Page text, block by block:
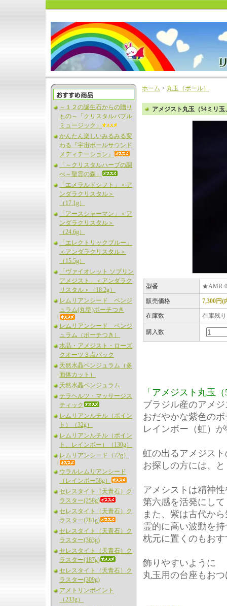
～１２の誕生石からの贈り
もの～「クリスタルバブル
ミュージック」
かんたん楽しいみるみる変
わる『宇宙ボールサウンド
メディテーション』
「～クリスタルハープの調
べ～聖霊の森」
「エメラルドシフト」＜ア
ンダラクリスタル＞
（17.1g）
「アースシャーマン」＜ア
ンダラクリスタル＞
（24.6g）
「エレクトリックブルー」
＜アンダラクリスタル＞
（15.5g）
「ヴァイオレット ソブリン
アメジスト」＜アンダラク
リスタル＞（18.2g）
レムリアンシード ペンジ
ュラム(丸型)ポーチつき
レムリアンシード ペンジ
ュラム（ポーチつき）
水晶・アメジスト・ローズ
クオーツ３点パック
天然水晶ペンジュラム（多
面体カット）
天然水晶ペンジュラム
テラヘルツ・マッサージス
ティック
レムリアンルチル（ポイン
ト）（32g）
レムリアンルチル（ポイン
ト、レインボー）（130g）
レムリアンシード（72g）
ウラルレムリアンシード
（レインボー58g）
セレスタイト（天青石）ク
ラスター(258g)
セレスタイト（天青石）ク
ラスター(281g)
セレスタイト（天青石）ク
ラスター(363g)
セレスタイト（天青石）ク
ラスター(187g)
セレスタイト（天青石）ク
ラスター(309g)
アメトリンポイント
（233g）
ホーム > 丸玉（ボール）
アメジスト丸玉（54ミリ
型番 ★AMR-
販売価格 7,300円(
在庫数 在庫残
購入数
「アメジスト丸玉
ブラジル産のアメ
おだやかな紫色の
レインボー（虹）
虹の出るアメジス
お探しの方には、
アメシストは精神
第六感を活発にし
また、紫は古代か
霊的に高い波動を
枕元に置くのもお
飾りやすいように
丸玉用の台座もお